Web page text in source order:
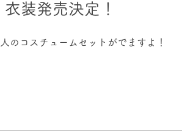
装発売決定！
のコスチュームセットがでますよ！